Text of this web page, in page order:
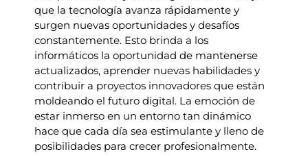
que la tecnología avanza rápidamente y
surgen nuevas oportunidades y desafíos
constantemente. Esto brinda a los
informáticos la oportunidad de mantenerse
actualizados, aprender nuevas habilidades y
contribuir a proyectos innovadores que están
moldeando el futuro digital. La emoción de
estar inmerso en un entorno tan dinámico
hace que cada día sea estimulante y lleno de
posibilidades para crecer profesionalmente.